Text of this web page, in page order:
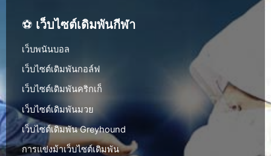
⚽ เว็บไซต์เดิมพันกีฬา
เว็บพนันบอล
เว็บไซต์เดิมพันกอล์ฟ
เว็บไซต์เดิมพันคริกเก็
เว็บไซต์เดิมพันมวย
เว็บไซต์เดิมพัน Greyhound
การแข่งม้าเว็บไซต์เดิมพัน